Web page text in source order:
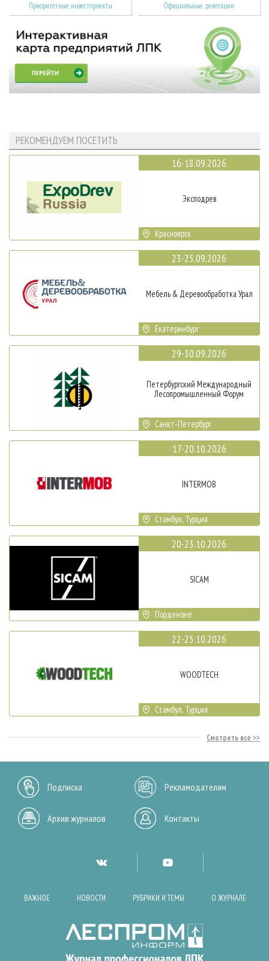
Приоритетные инвестпроекты Официальные делегации
РЕКОМЕНДУЕМ ПОСЕТИТЬ
16-18.09.2026
Эксподрев
Красноярск
23-25.09.2026
Мебель & Деревообработка Урал
Екатеринбург
29-30.09.2026
Петербургский Международный
Лесопромышленный Форум
Санкт-Петербург
17-20.10.2026
INTERMOB
Стамбул, Турция
20-23.10.2026
SICAM
Порденоне
22-25.10.2026
WOODTECH
Стамбул, Турция
Смотреть все
Подписка Рекламодателям
Архив журналов Контакты
ВАЖНОЕ НОВОСТИ РУБРИКИ И ТЕМЫ О ЖУРНАЛЕ